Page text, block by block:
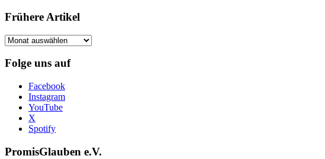
Frühere Artikel
Frühere
Folge uns auf
Facebook
Instagram
YouTube
X
Spotify
PromisGlauben e.V.